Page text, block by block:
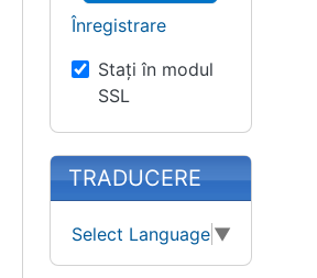
Înregistrare
Stați în modul
SSL
TRADUCERE
Select Language ▼